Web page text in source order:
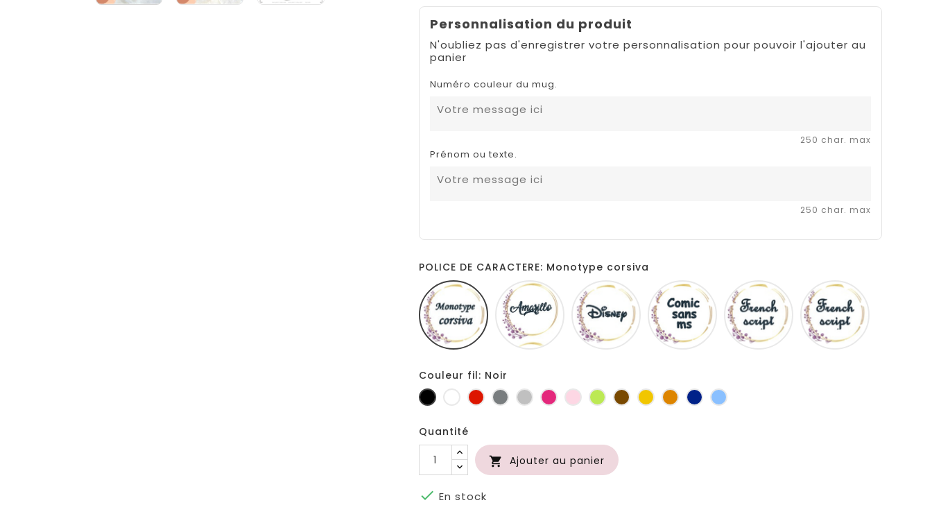
Personnalisation du produit
N'oubliez pas d'enregistrer votre personnalisation pour pouvoir l'ajouter au
panier
Numéro couleur du mug.
250 char. max
Prénom ou texte.
250 char. max
POLICE DE CARACTERE: Monotype corsiva
Monotype
corsiva
Amarillo Disney
Comic
sans
ms
French
script
Couleur fil: Noir
Noir BlancRougeGris
foncé
Gris
clair
Fuchsia
RoseAnis MarronJaune
d'or
OrangeMarineBleu
Quantité
 Ajouter au panier
 En stock